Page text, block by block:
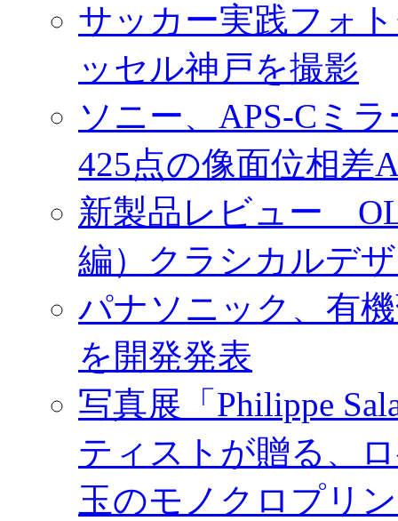
サッカー実践フォ
ッセル神戸を撮影
ソニー、APS-Cミ
425点の像面位相
新製品レビュー
編）クラシカルデ
パナソニック、有
を開発発表
写真展「Philippe
ティストが贈る、
玉のモノクロプリ